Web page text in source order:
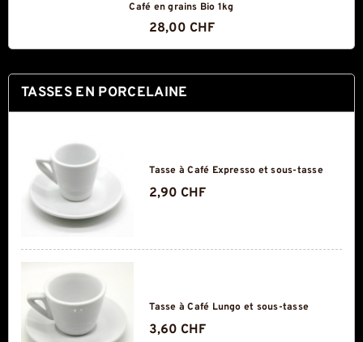
Café en grains Bio 1kg
28,00 CHF
TASSES EN PORCELAINE
Tasse à Café Expresso et sous-tasse
2,90 CHF
Tasse à Café Lungo et sous-tasse
3,60 CHF